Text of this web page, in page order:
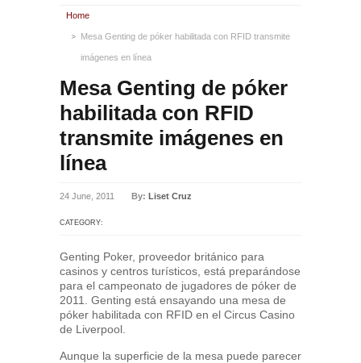
Home
Mesa Genting de póker habilitada con RFID transmite
imágenes en línea
Mesa Genting de póker
habilitada con RFID
transmite imágenes en
línea
24 June, 2011 By: Liset Cruz
CATEGORY:
Genting Poker, proveedor británico para
casinos y centros turísticos, está preparándose
para el campeonato de jugadores de póker de
2011. Genting está ensayando una mesa de
póker habilitada con RFID en el Circus Casino
de Liverpool.
Aunque la superficie de la mesa puede parecer